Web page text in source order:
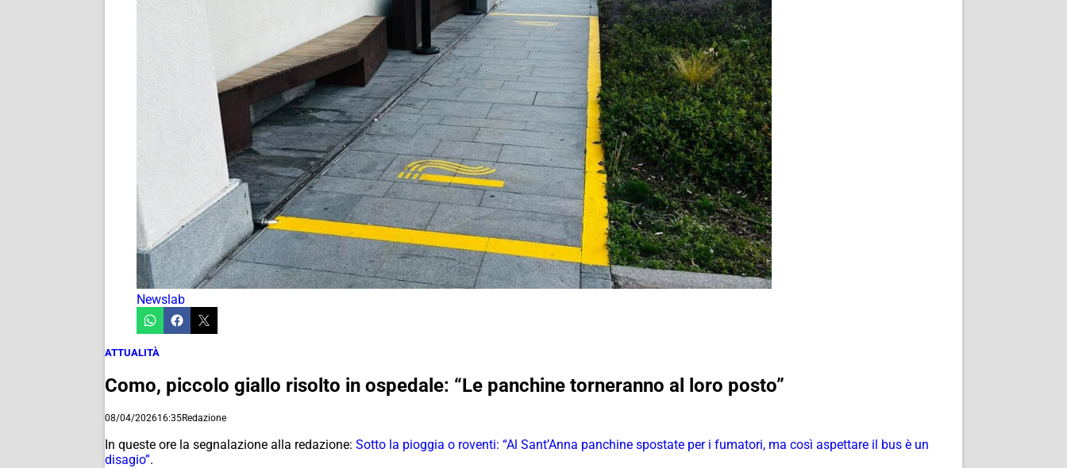
Newslab
ATTUALITÀ
Como, piccolo giallo risolto in ospedale: “Le panchine torneranno al loro posto”
08/04/202616:35Redazione
In queste ore la segnalazione alla redazione: Sotto la pioggia o roventi: “Al Sant’Anna panchine spostate per i fumatori, ma così aspettare il bus è un
disagio”.